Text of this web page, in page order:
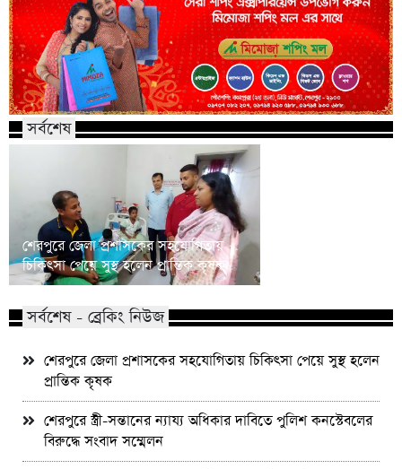
সর্বশেষ
শেরপুরে জেলা প্রশাসকের সহযোগিতায়
চিকিৎসা পেয়ে সুস্থ হলেন প্রান্তিক কৃষক
সর্বশেষ - ব্রেকিং নিউজ
শেরপুরে জেলা প্রশাসকের সহযোগিতায় চিকিৎসা পেয়ে সুস্থ হলেন
প্রান্তিক কৃষক
শেরপুরে স্ত্রী-সন্তানের ন্যায্য অধিকার দাবিতে পুলিশ কনস্টেবলের
বিরুদ্ধে সংবাদ সম্মেলন